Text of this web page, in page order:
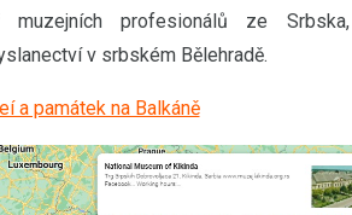
profesionálů ze
v srbském Bělehradě.
a památek na Balkáně